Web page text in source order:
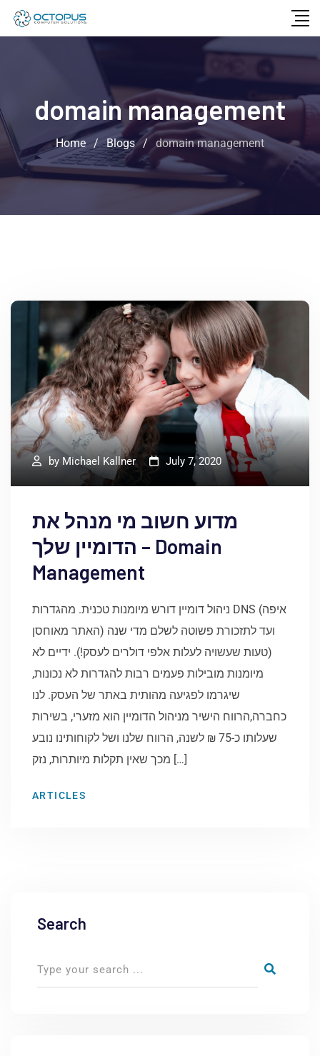
domain management
Home / Blogs / domain management
by Michael Kallner July 7, 2020
מדוע חשוב מי מנהל את
הדומיין שלך – Domain
Management
ניהול דומיין דורש מיומנות טכנית. מהגדרות DNS (איפה
האתר מאוחסן) ועד לתזכורת פשוטה לשלם מדי שנה
(טעות שעשויה לעלות אלפי דולרים לעסק!). ידיים לא
מיומנות מובילות פעמים רבות להגדרות לא נכונות,
שיגרמו לפגיעה מהותית באתר של העסק. לנו
כחברה,הרווח הישיר מניהול הדומיין הוא מזערי, בשירות
שעלותו כ-75 ₪ לשנה, הרווח שלנו ושל לקוחותינו נובע
מכך שאין תקלות מיותרות, נזק […]
ARTICLES
Search